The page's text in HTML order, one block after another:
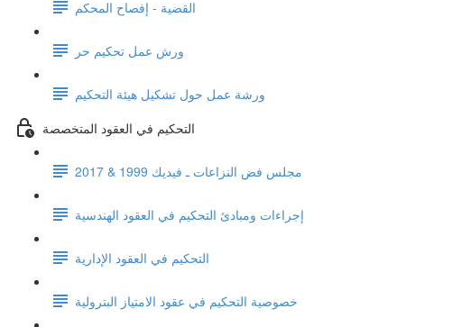
القضية - إفصاح المحكم
ورش عمل تحكيم حر
ورشة عمل حول تشكيل هيئة التحكيم
التحكيم في العقود المتخصصة
مجلس فض النزاعات ـ فيديك 1999 & 2017
إجراءات ومبادئ التحكيم في العقود الهندسية
التحكيم في العقود الإدارية
خصوصية التحكيم في عقود الامتياز البترولية